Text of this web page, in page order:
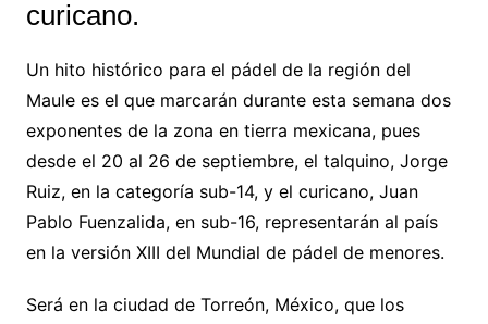
curicano.
Un hito histórico para el pádel de la región del
Maule es el que marcarán durante esta semana dos
exponentes de la zona en tierra mexicana, pues
desde el 20 al 26 de septiembre, el talquino, Jorge
Ruiz, en la categoría sub-14, y el curicano, Juan
Pablo Fuenzalida, en sub-16, representarán al país
en la versión XIII del Mundial de pádel de menores.
Será en la ciudad de Torreón, México, que los